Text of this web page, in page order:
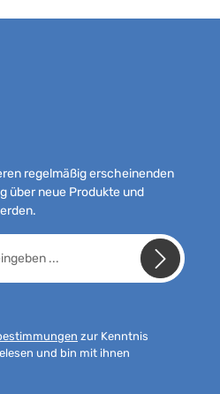
regelmäßig erscheinenden
über neue Produkte und
zur Kenntnis
und bin mit ihnen